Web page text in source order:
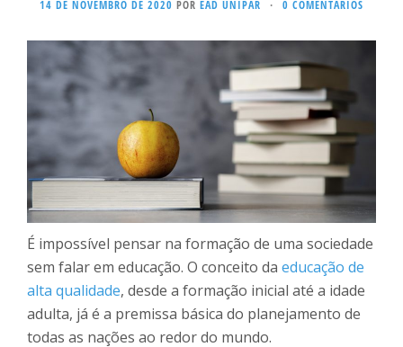
14 DE NOVEMBRO DE 2020 POR EAD UNIPAR · 0 COMENTÁRIOS
É impossível pensar na formação de uma sociedade
sem falar em educação. O conceito da educação de
alta qualidade, desde a formação inicial até a idade
adulta, já é a premissa básica do planejamento de
todas as nações ao redor do mundo.